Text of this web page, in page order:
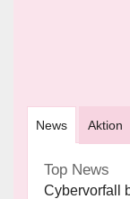
News Aktion
Top News
Cybervorfall